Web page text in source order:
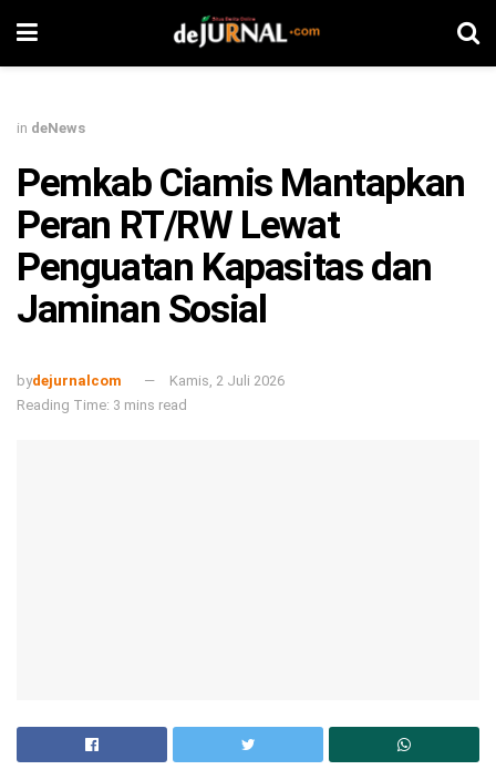
in deNews
Pemkab Ciamis Mantapkan
Peran RT/RW Lewat
Penguatan Kapasitas dan
Jaminan Sosial
bydejurnalcom
Kamis, 2 Juli 2026
Reading Time: 3 mins read